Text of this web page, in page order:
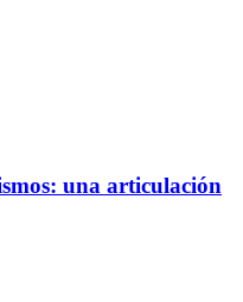
una articulación